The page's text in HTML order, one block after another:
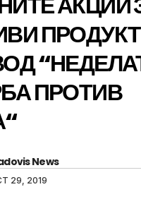
ПРОТИВ
News
29, 2019